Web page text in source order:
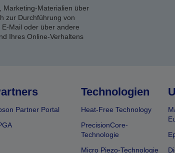
Marketing-Materialien über
zur Durchführung von
Mail oder über andere
Ihres Online-Verhaltens
Partner Portal
Technologien
Heat-Free Technology
PrecisionCore-
Technologie
Micro Piezo-Technologie